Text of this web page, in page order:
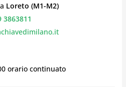
Loreto (M1-M2)
3863811
orario continuato